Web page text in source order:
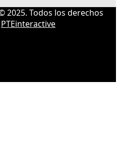
2025. Todos los derechos
PTEinteractive